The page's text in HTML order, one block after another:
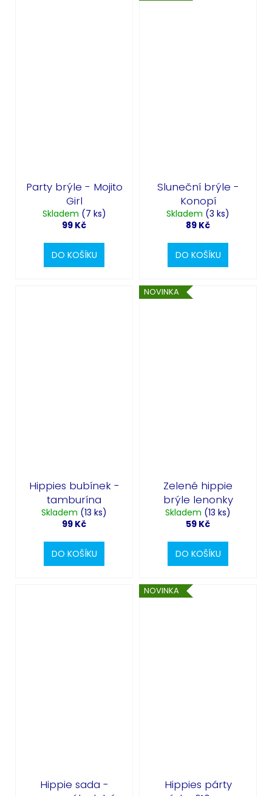
Party brýle - Mojito
Girl
Skladem (7 ks)
99 Kč
DO KOŠÍKU
Sluneční brýle -
Konopí
Skladem (3 ks)
89 Kč
DO KOŠÍKU
Hippies bubínek -
tamburína
Skladem (13 ks)
99 Kč
DO KOŠÍKU
NOVINKA
Zelené hippie
brýle lenonky
Skladem (13 ks)
59 Kč
DO KOŠÍKU
Hippie sada -
NOVINKA
Hippies párty